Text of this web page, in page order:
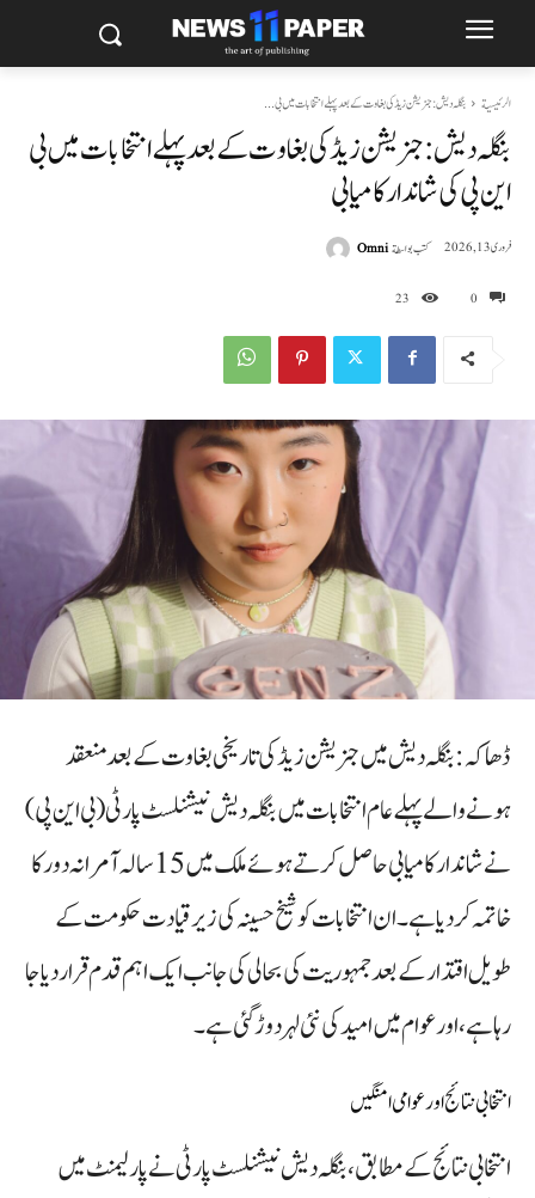
الرئيسية بنگلہ دیش: جنریشن زیڈ کی بغاوت کے بعد پہلے انتخابات میں بی...
بنگلہ دیش: جنریشن زیڈ کی بغاوت کے بعد پہلے انتخابات میں بی
این پی کی شاندار کامیابی
0
23
فروری 13, 2026 كتب بواسطةOmni
ڈھاکہ: بنگلہ دیش میں جنریشن زیڈ کی تاریخی بغاوت کے بعد منعقد
ہونے والے پہلے عام انتخابات میں بنگلہ دیش نیشنلسٹ پارٹی (بی این پی)
نے شاندار کامیابی حاصل کرتے ہوئے ملک میں 15 سالہ آمرانہ دور کا
خاتمہ کر دیا ہے۔ ان انتخابات کو شیخ حسینہ کی زیر قیادت حکومت کے
طویل اقتدار کے بعد جمہوریت کی بحالی کی جانب ایک اہم قدم قرار دیا جا
رہا ہے، اور عوام میں امید کی نئی لہر دوڑ گئی ہے۔
انتخابی نتائج اور عوامی امنگیں
انتخابی نتائج کے مطابق، بنگلہ دیش نیشنلسٹ پارٹی نے پارلیمنٹ میں